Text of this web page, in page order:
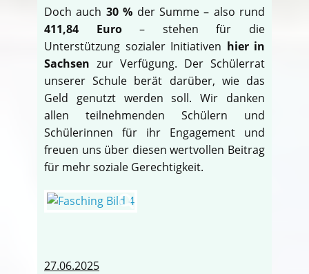
Doch auch 30 % der Summe – also rund
411,84 Euro– stehen für die
Unterstützung sozialer Initiativen hier in
Sachsen zur Verfügung. Der Schülerrat
unserer Schule berät darüber, wie das
Geld genutzt werden soll. Wir danken
allen teilnehmenden Schülern und
Schülerinnen für ihr Engagement und
freuen uns über diesen wertvollen Beitrag
für mehr soziale Gerechtigkeit.
27.06.2025